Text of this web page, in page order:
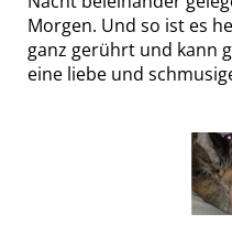
Morgen. Und so ist es
ganz gerührt und kann
eine liebe und